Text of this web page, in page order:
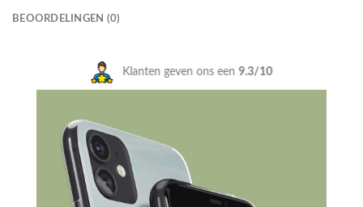
BEOORDELINGEN (0)
Klanten geven ons een9.3/10